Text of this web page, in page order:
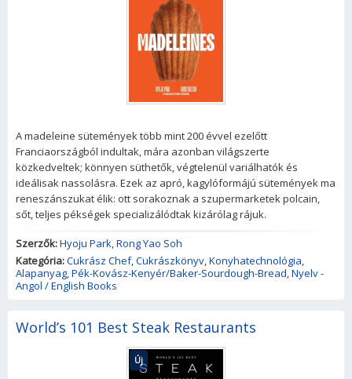
A madeleine sütemények több mint 200 évvel ezelőtt
Franciaországból indultak, mára azonban világszerte
közkedveltek; könnyen süthetők, végtelenül variálhatók és
ideálisak nassolásra. Ezek az apró, kagylóformájú sütemények ma
reneszánszukat élik: ott sorakoznak a szupermarketek polcain,
sőt, teljes pékségek specializálódtak kizárólag rájuk.
Szerzők:Hyoju Park,Rong Yao Soh
Kategória:Cukrász Chef,Cukrászkönyv,Konyhatechnológia,
Alapanyag,Pék-Kovász-Kenyér/Baker-Sourdough-Bread,Nyelv -
Angol / English Books
World’s 101 Best Steak Restaurants
Új